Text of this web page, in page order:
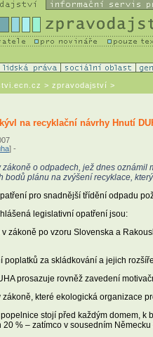
> zpravodajství >
na recyklační návrhy Hnutí
] -
zákoně o odpadech, jež dnes
bodů plánu na zvýšení recyklace,
pro snadnější třídění odpadu
legislativní opatření jsou:
v zákoně po vzoru Slovenska a
poplatků za skládkování a jejich
prosazuje rovněž zavedení
zákoně, které ekologická organizace
stojí před každým domem, k
20 % – zatímco v sousedním